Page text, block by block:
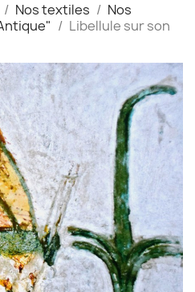
Nos textiles
Nos
Libellule sur son